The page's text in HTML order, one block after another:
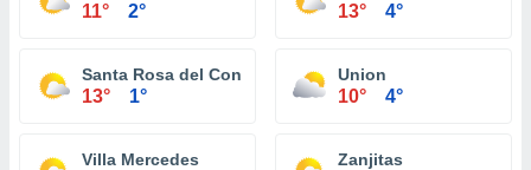
11° 2° 13° 4°
Santa Rosa del Conlara
13° 1°
Union
10° 4°
Villa Mercedes Zanjitas